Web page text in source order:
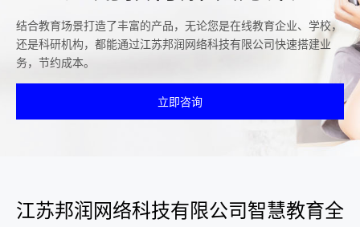
结合教育场景打造了丰富的产品，无论您是在线教育企业、学校，
还是科研机构，都能通过江苏邦润网络科技有限公司快速搭建业
务，节约成本。
立即咨询
江苏邦润网络科技有限公司智慧教育全